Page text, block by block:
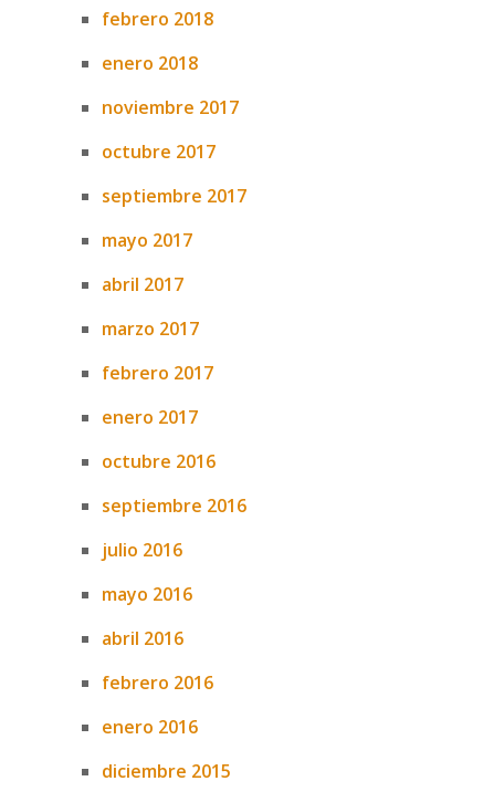
febrero 2018
enero 2018
noviembre 2017
octubre 2017
septiembre 2017
mayo 2017
abril 2017
marzo 2017
febrero 2017
enero 2017
octubre 2016
septiembre 2016
julio 2016
mayo 2016
abril 2016
febrero 2016
enero 2016
diciembre 2015